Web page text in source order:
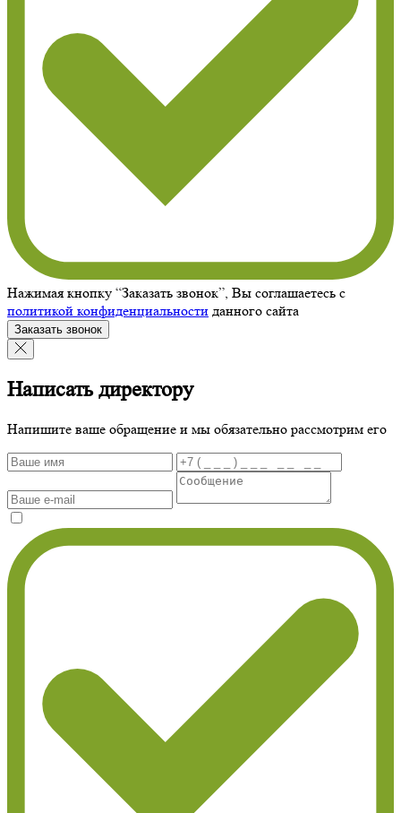
Нажимая кнопку “Заказать звонок”, Вы соглашаетесь с
политикой конфиденциальности данного сайта
Заказать звонок
Написать директору
Напишите ваше обращение и мы обязательно рассмотрим его